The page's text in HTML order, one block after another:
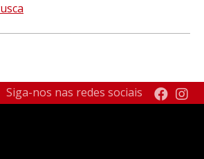
Siga-nos nas redes sociais